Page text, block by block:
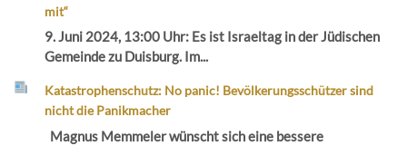
mit“
9. Juni 2024, 13:00 Uhr: Es ist Israeltag in der Jüdischen
Gemeinde zu Duisburg. Im...
Katastrophenschutz: No panic! Bevölkerungsschützer sind
nicht die Panikmacher
Magnus Memmeler wünscht sich eine bessere